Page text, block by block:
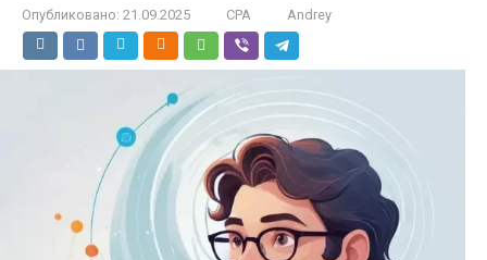
Опубликовано: 21.09.2025 CPA Andrey